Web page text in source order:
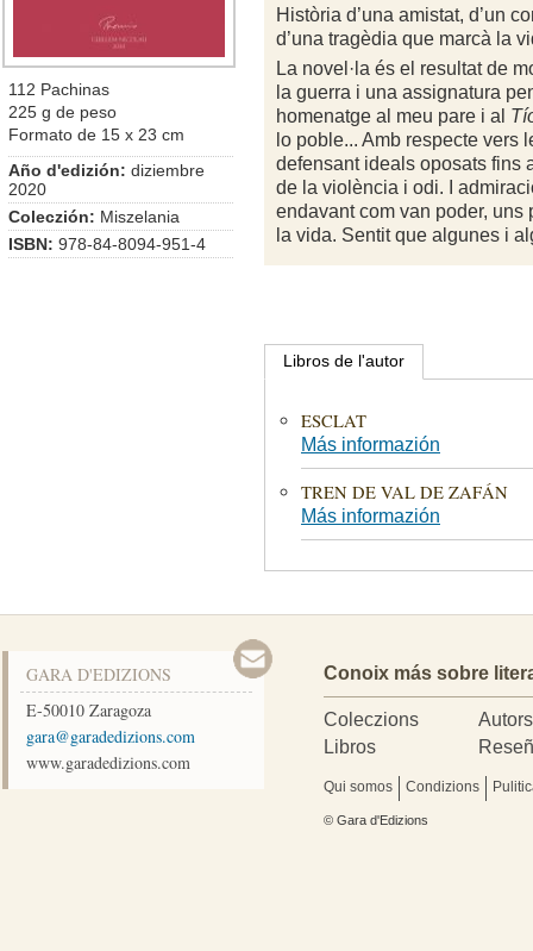
112 Pachinas
225 g de peso
Formato de 15 x 23 cm
Año d'edizión: diziembre
2020
Coleczión: Miszelania
ISBN: 978-84-8094-951-4
Història d’una amistat, d’un
d’una tragèdia que marcà la
La novel·la és el resultat de
la guerra i una assignatura
homenatge al meu pare i al
lo poble... Amb respecte vers
defensant ideals oposats fins
de la violència i odi. I
endavant com van poder, uns
la vida. Sentitque algunes i
Libros de l'autor
ESCLAT
Más informazión
TREN DE VAL DE ZAFÁN
Más informazión
GARA D'EDIZIONS
E-50010 Zaragoza
moc.snoizidedarag@arag
www.garadedizions.com
Conoix más sobre
Coleczions
Autors
Libros
Qui somos Condizions
© Gara d'Edizions